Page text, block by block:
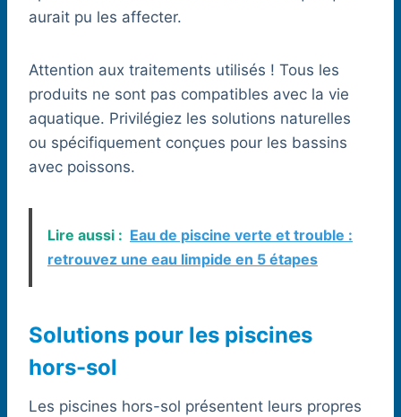
aurait pu les affecter.
Attention aux traitements utilisés ! Tous les
produits ne sont pas compatibles avec la vie
aquatique. Privilégiez les solutions naturelles
ou spécifiquement conçues pour les bassins
avec poissons.
Lire aussi : Eau de piscine verte et trouble :
retrouvez une eau limpide en 5 étapes
Solutions pour les piscines
hors-sol
Les piscines hors-sol présentent leurs propres